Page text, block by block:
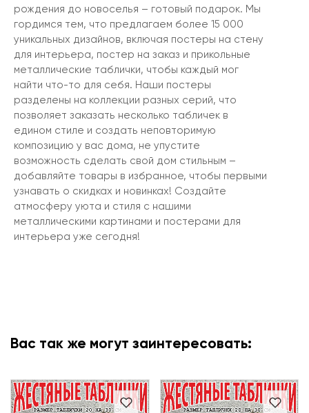
рождения до новоселья – готовый подарок. Мы
гордимся тем, что предлагаем более 15 000
уникальных дизайнов, включая постеры на стену
для интерьера, постер на заказ и прикольные
металлические таблички, чтобы каждый мог
найти что-то для себя. Наши постеры
разделены на коллекции разных серий, что
позволяет заказать несколько табличек в
едином стиле и создать неповторимую
композицию у вас дома, не упустите
возможность сделать свой дом стильным –
добавляйте товары в избранное, чтобы первыми
узнавать о скидках и новинках! Создайте
атмосферу уюта и стиля с нашими
металлическими картинами и постерами для
интерьера уже сегодня!
Вас так же могут заинтересовать: